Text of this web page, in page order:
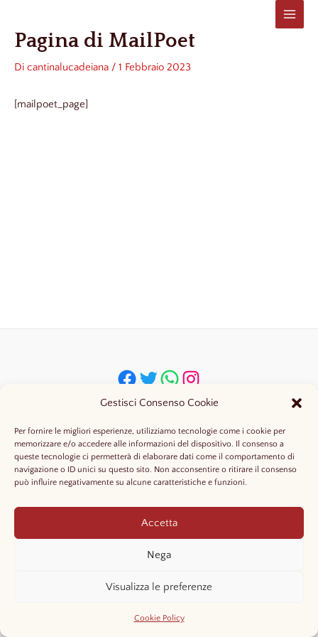
Gestisci Consenso Cookie
Per fornire le migliori esperienze, utilizziamo tecnologie come i cookie per
memorizzare e/o accedere alle informazioni del dispositivo. Il consenso a
queste tecnologie ci permetterà di elaborare dati come il comportamento di
navigazione o ID unici su questo sito. Non acconsentire o ritirare il consenso
può influire negativamente su alcune caratteristiche e funzioni.
Accetta
Nega
Visualizza le preferenze
Cookie Policy
contenuto
Main
Pagina di MailPoet
Di cantinalucadeiana / 1 Febbraio 2023
[mailpoet_page]
Pagina facebook
account X della Cantina Luca Deiana
Whatsapp cantina Luca DeianaIG Cantina Luca Deiana
Copyright © 2026 Cantina Luca Deiana
cookie policy